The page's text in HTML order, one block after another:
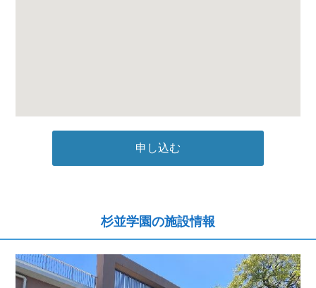
申し込む
杉並学園の施設情報